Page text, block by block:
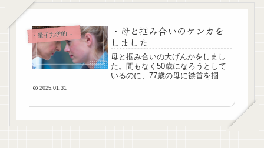
・
量子力学的生き方
・母と掴み合いのケンカを
しました
母と掴み合いの大げんかをしまし
た。間もなく50歳になろうとして
いるのに、77歳の母に襟首を掴ん
2025.01.31